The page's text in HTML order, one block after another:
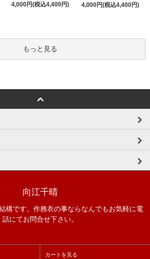
4,000円(税込4,400円)
4,000円(税込4,400円)
もっと見る
向江千晴
構です。作務衣の事ならなんでもお気軽に電
話にてお問合せ下さい。
カートを見る